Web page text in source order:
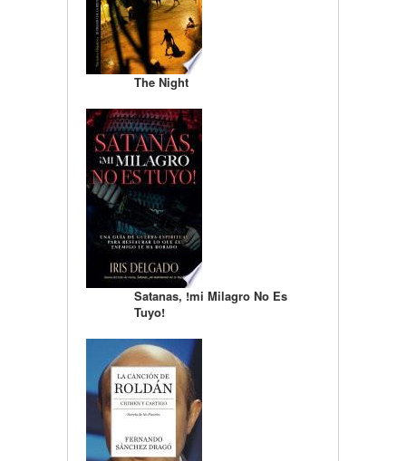
The Night
Satanas, !mi Milagro No Es
Tuyo!